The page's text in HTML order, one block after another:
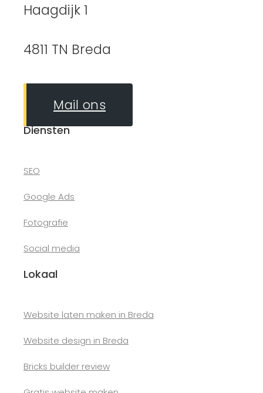
Haagdijk 1
4811 TN Breda
Mail ons
Diensten
SEO
Google Ads
Fotografie
Social media
Lokaal
Website laten maken in Breda
Website design in Breda
Bricks builder review